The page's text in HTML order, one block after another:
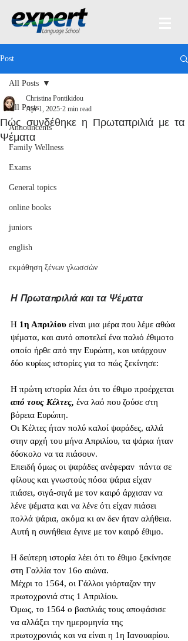
Post
All Posts
Announcents
Family Wellness
Exams
General topics
online books
juniors
english
εκμάθηση ξένων γλωσσών
All Posts
Πώς συνδέθηκε η Πρωταπριλιά με τα
Ψέματα
Christina Pontikidou
Apr 1, 2025 2 min read
Η Πρωταπριλιά και τα Ψέματα
Η 1η Απριλίου είναι μια μέρα που λέμε αθώα
ψέματα, και αυτό αποτελεί ένα παλιό έθιμοτο
οποίο ήρθε από την Ευρώπη, και υπάρχουν
δύο κυρίως ιστορίες για το πώς ξεκίνησε:
Η πρώτη ιστορία λέει ότι το έθιμο προέρχεται
από τους Κέλτες, ένα λαό που ζούσε στη
βόρεια Ευρώπη.
Οι Κέλτες ήταν πολύ καλοί ψαράδες, αλλά
στην αρχή του μήνα Απριλίου, τα ψάρια ήταν
δύσκολο να τα πιάσουν.
Επειδή όμως οι ψαράδες ανέφεραν  πάντα σε
φίλους και γνωστούς πόσα ψάρια είχαν
πιάσει, σιγά-σιγά με τον καιρό άρχισαν να
λένε ψέματα και να λένε ότι είχαν πιάσει
πολλά ψάρια, ακόμα κι αν δεν ήταν αλήθεια.
Αυτή η συνήθεια έγινε με τον καιρό έθιμο.
Η δεύτερη ιστορία λέει ότι το έθιμο ξεκίνησε
στη Γαλλία τον 16ο αιώνα.
Μέχρι το 1564, οι Γάλλοι γιόρταζαν την
πρωτοχρονιά στις 1 Απριλίου.
Όμως, το 1564 ο βασιλιάς τους αποφάσισε
να αλλάξει την ημερομηνία της
πρωτοχρονιάς και να είναι η 1η Ιανουαρίου.